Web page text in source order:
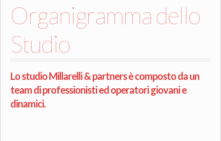
Organigramma dello
Studio
Lo studio Millarelli & partners è composto da un
team di professionisti ed operatori giovani e
dinamici.